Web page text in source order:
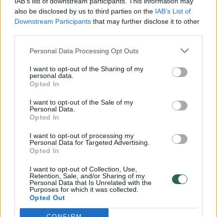
also be disclosed by us to third parties on the IAB’s List of
Downstream Participants that may further disclose it to other
Personal Data Processing Opt Outs
I want to opt-out of the Sharing of my
personal data.
Opted In
I want to opt-out of the Sale of my
Personal Data.
Opted In
I want to opt-out of processing my
Personal Data for Targeted Advertising.
Opted In
I want to opt-out of Collection, Use,
Retention, Sale, and/or Sharing of my
Personal Data that Is Unrelated with the
Purposes for which it was collected.
Opted Out
vaiko gyvybių išgelbėti nepavyko
Žinios | Lietuvos diena
00:00:57
Savaitės vidurys nusimato karštas: temperatūra kils iki
32 laipsnių šilumos
Žinios | Orai
Nufilmavo, kaip patvino Vilniaus Vakarinis aplinkkelis:
Žinios | Lietuvos diena
00:15:54
V. Zalužno pasisakymą laiko bandymu įsitvirtinti
Ukrainos politikoje: jis yra neteisus